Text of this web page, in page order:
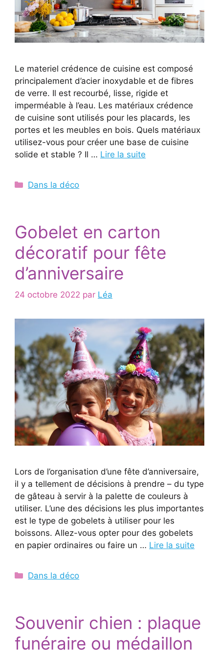
Le materiel crédence de cuisine est composé
principalement d’acier inoxydable et de fibres
de verre. Il est recourbé, lisse, rigide et
imperméable à l’eau. Les matériaux crédence
de cuisine sont utilisés pour les placards, les
portes et les meubles en bois. Quels matériaux
utilisez-vous pour créer une base de cuisine
solide et stable ? Il … Lire la suite
Catégories
Dans la déco
Gobelet en carton
décoratif pour fête
d’anniversaire
24 octobre 2022 par Léa
Lors de l’organisation d’une fête d’anniversaire,
il y a tellement de décisions à prendre – du type
de gâteau à servir à la palette de couleurs à
utiliser. L’une des décisions les plus importantes
est le type de gobelets à utiliser pour les
boissons. Allez-vous opter pour des gobelets
en papier ordinaires ou faire un … Lire la suite
Catégories
Dans la déco
Souvenir chien : plaque
funéraire ou médaillon